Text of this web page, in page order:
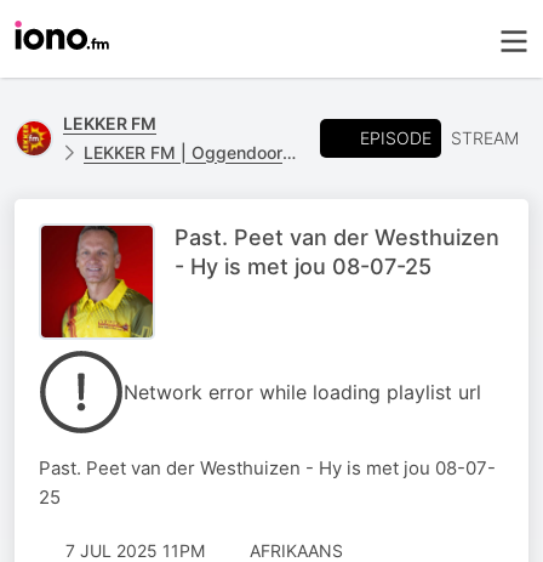
LEKKER FM
LEKKER FM | Oggendoordenkings
EPISODE STREAM
Past. Peet van der Westhuizen
- Hy is met jou 08-07-25
Network error while loading playlist url
Past. Peet van der Westhuizen - Hy is met jou 08-07-
25
7 JUL 2025 11PM
AFRIKAANS